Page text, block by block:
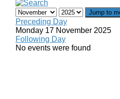
Jump to
Preceding Day
Monday 17 November 2025
Following Day
No events were found